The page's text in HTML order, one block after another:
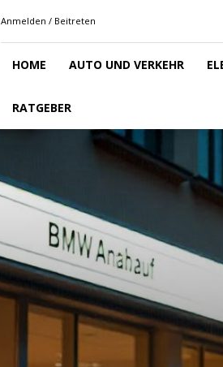
Anmelden / Beitreten
HOME AUTO UND VERKEHR
RATGEBER